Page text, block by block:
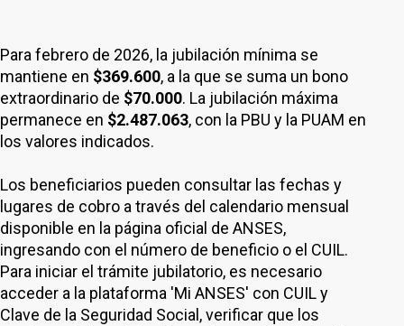
Para febrero de 2026, la jubilación mínima se
mantiene en $369.600, a la que se suma un bono
extraordinario de $70.000. La jubilación máxima
permanece en $2.487.063, con la PBU y la PUAM en
los valores indicados.
Los beneficiarios pueden consultar las fechas y
lugares de cobro a través del calendario mensual
disponible en la página oficial de ANSES,
ingresando con el número de beneficio o el CUIL.
Para iniciar el trámite jubilatorio, es necesario
acceder a la plataforma 'Mi ANSES' con CUIL y
Clave de la Seguridad Social, verificar que los